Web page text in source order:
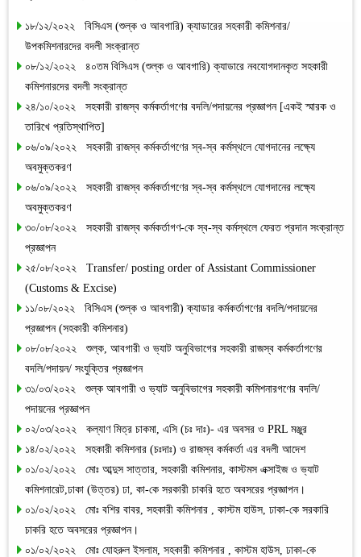
১৮/১২/২০২২ বিসিএস (শুল্ক ও আবগারি) ক্যাডারের সহকারী কমিশনার/
উপকমিশনারদের বদলী সংক্রান্ত
০৮/১২/২০২২ ৪০তম বিসিএস (শুল্ক ও আবগারি) ক্যাডারে নবযোগদানকৃত সহকারী
কমিশনারদের বদলী সংক্রান্ত
২৪/১০/২০২২ সহকারী রাজস্ব কর্মকর্তাগণের বদলি/পদায়নের প্রজ্ঞাপন [একই স্মারক ও
তারিখে প্রতিস্থাপিত]
০৬/০৯/২০২২ সহকারী রাজস্ব কর্মকর্তাগণের স্ব-স্ব কর্মস্থলে যোগদানের লক্ষ্যে
অবমুক্তকরণ
০৬/০৯/২০২২ সহকারী রাজস্ব কর্মকর্তাগণের স্ব-স্ব কর্মস্থলে যোগদানের লক্ষ্যে
অবমুক্তকরণ
৩০/০৮/২০২২ সহকারী রাজস্ব কর্মকর্তাগণ-কে স্ব-স্ব কর্মস্থলে ফেরত প্রদান সংক্রান্ত
প্রজ্ঞাপন
২৫/০৮/২০২২ Transfer/ posting order of Assistant Commissioner
(Customs & Excise)
১১/০৮/২০২২ বিসিএস (শুল্ক ও আবগারী) ক্যাডার কর্মকর্তাগণের বদলি/পদায়নের
প্রজ্ঞাপন (সহকারী কমিশনার)
০৮/০৮/২০২২ শুল্ক, আবগারী ও ভ্যাট অনুবিভাগের সহকারী রাজস্ব কর্মকর্তাগণের
বদলি/পদায়ন/ সংযুক্তির প্রজ্ঞাপন
৩১/০৩/২০২২ শুল্ক আবগারী ও ভ্যাট অনুবিভাগের সহকারী কমিশনারগণের বদলি/
পদায়নের প্রজ্ঞাপন
০২/০৩/২০২২ কল্যাণ মিত্র চাকমা, এসি (চঃ দাঃ)- এর অবসর ও PRL মঞ্জুর
১৪/০২/২০২২ সহকারী কমিশনার (চঃদাঃ) ও রাজস্ব কর্মকর্তা এর বদলী আদেশ
০১/০২/২০২২ মোঃ আব্দুস সাত্তার, সহকারী কমিশনার, কাস্টমস এক্সাইজ ও ভ্যাট
কমিশনারেট,ঢাকা (উত্তর) ঢা, কা-কে সরকারী চাকরি হতে অবসরের প্রজ্ঞাপন।
০১/০২/২০২২ মোঃ বশির বাবর, সহকারী কমিশনার , কাস্টম হাউস, ঢাকা-কে সরকারি
চাকরি হতে অবসরের প্রজ্ঞাপন।
০১/০২/২০২২ মোঃ যোহরুল ইসলাম, সহকারী কমিশনার , কাস্টম হাউস, ঢাকা-কে